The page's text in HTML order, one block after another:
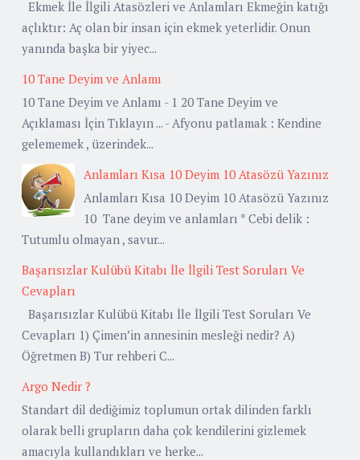
Ekmek İle İlgili Atasözleri ve Anlamları Ekmeğin katığı
açlıktır: Aç olan bir insan için ekmek yeterlidir. Onun
yanında başka bir yiyec...
10 Tane Deyim ve Anlamı
10 Tane Deyim ve Anlamı - 1 20 Tane Deyim ve
Açıklaması İçin Tıklayın ... - Afyonu patlamak : Kendine
gelememek , üzerindek...
Anlamları Kısa 10 Deyim 10 Atasözü Yazınız
Anlamları Kısa 10 Deyim 10 Atasözü Yazınız
10 Tane deyim ve anlamları * Cebi delik :
Tutumlu olmayan , savur...
Başarısızlar Kulübü Kitabı İle İlgili Test Soruları Ve
Cevapları
Başarısızlar Kulübü Kitabı İle İlgili Test Soruları Ve
Cevapları 1) Çimen’in annesinin mesleği nedir? A)
Öğretmen B) Tur rehberi C...
Argo Nedir ?
Standart dil dediğimiz toplumun ortak dilinden farklı
olarak belli grupların daha çok kendilerini gizlemek
amacıyla kullandıkları ve herke...